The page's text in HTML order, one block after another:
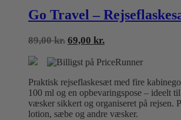
Go Travel –
89,00kr. Den
pris
89,00 kr..
69,00 kr.Den
pris
69,00 kr..
Praktisk rejseflaskesæt med fire
100 ml og en opbevaringspose – ideelt
væsker sikkert og organiseret på rejsen.
lotion, sæbe og andre væsker.